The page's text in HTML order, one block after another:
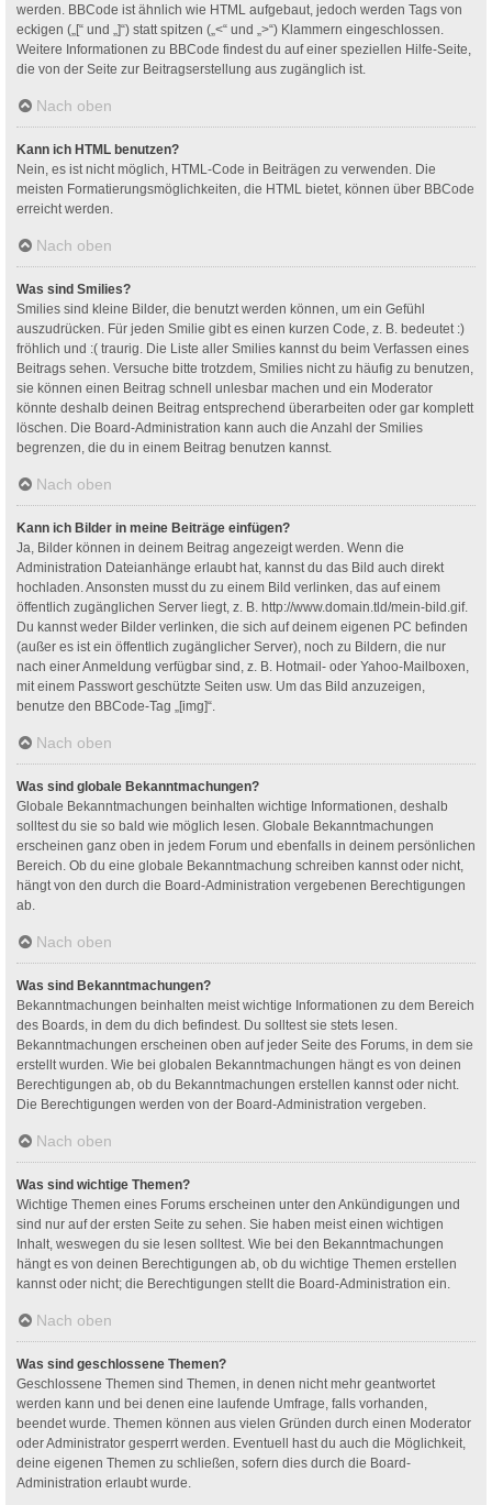
werden. BBCode ist ähnlich wie HTML aufgebaut, jedoch werden Tags von
eckigen („[“ und „]“) statt spitzen („<“ und „>“) Klammern eingeschlossen.
Weitere Informationen zu BBCode findest du auf einer speziellen Hilfe-Seite,
die von der Seite zur Beitragserstellung aus zugänglich ist.
Nach oben
Kann ich HTML benutzen?
Nein, es ist nicht möglich, HTML-Code in Beiträgen zu verwenden. Die
meisten Formatierungsmöglichkeiten, die HTML bietet, können über BBCode
erreicht werden.
Nach oben
Was sind Smilies?
Smilies sind kleine Bilder, die benutzt werden können, um ein Gefühl
auszudrücken. Für jeden Smilie gibt es einen kurzen Code, z. B. bedeutet :)
fröhlich und :( traurig. Die Liste aller Smilies kannst du beim Verfassen eines
Beitrags sehen. Versuche bitte trotzdem, Smilies nicht zu häufig zu benutzen,
sie können einen Beitrag schnell unlesbar machen und ein Moderator
könnte deshalb deinen Beitrag entsprechend überarbeiten oder gar komplett
löschen. Die Board-Administration kann auch die Anzahl der Smilies
begrenzen, die du in einem Beitrag benutzen kannst.
Nach oben
Kann ich Bilder in meine Beiträge einfügen?
Ja, Bilder können in deinem Beitrag angezeigt werden. Wenn die
Administration Dateianhänge erlaubt hat, kannst du das Bild auch direkt
hochladen. Ansonsten musst du zu einem Bild verlinken, das auf einem
öffentlich zugänglichen Server liegt, z. B. http://www.domain.tld/mein-bild.gif.
Du kannst weder Bilder verlinken, die sich auf deinem eigenen PC befinden
(außer es ist ein öffentlich zugänglicher Server), noch zu Bildern, die nur
nach einer Anmeldung verfügbar sind, z. B. Hotmail- oder Yahoo-Mailboxen,
mit einem Passwort geschützte Seiten usw. Um das Bild anzuzeigen,
benutze den BBCode-Tag „[img]“.
Nach oben
Was sind globale Bekanntmachungen?
Globale Bekanntmachungen beinhalten wichtige Informationen, deshalb
solltest du sie so bald wie möglich lesen. Globale Bekanntmachungen
erscheinen ganz oben in jedem Forum und ebenfalls in deinem persönlichen
Bereich. Ob du eine globale Bekanntmachung schreiben kannst oder nicht,
hängt von den durch die Board-Administration vergebenen Berechtigungen
ab.
Nach oben
Was sind Bekanntmachungen?
Bekanntmachungen beinhalten meist wichtige Informationen zu dem Bereich
des Boards, in dem du dich befindest. Du solltest sie stets lesen.
Bekanntmachungen erscheinen oben auf jeder Seite des Forums, in dem sie
erstellt wurden. Wie bei globalen Bekanntmachungen hängt es von deinen
Berechtigungen ab, ob du Bekanntmachungen erstellen kannst oder nicht.
Die Berechtigungen werden von der Board-Administration vergeben.
Nach oben
Was sind wichtige Themen?
Wichtige Themen eines Forums erscheinen unter den Ankündigungen und
sind nur auf der ersten Seite zu sehen. Sie haben meist einen wichtigen
Inhalt, weswegen du sie lesen solltest. Wie bei den Bekanntmachungen
hängt es von deinen Berechtigungen ab, ob du wichtige Themen erstellen
kannst oder nicht; die Berechtigungen stellt die Board-Administration ein.
Nach oben
Was sind geschlossene Themen?
Geschlossene Themen sind Themen, in denen nicht mehr geantwortet
werden kann und bei denen eine laufende Umfrage, falls vorhanden,
beendet wurde. Themen können aus vielen Gründen durch einen Moderator
oder Administrator gesperrt werden. Eventuell hast du auch die Möglichkeit,
deine eigenen Themen zu schließen, sofern dies durch die Board-
Administration erlaubt wurde.